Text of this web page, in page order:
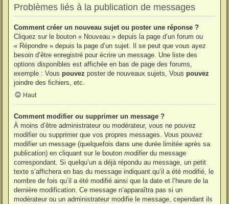
Problèmes liés à la publication de messages
Comment créer un nouveau sujet ou poster une réponse ?
Cliquez sur le bouton « Nouveau » depuis la page d’un forum ou
« Répondre » depuis la page d’un sujet. Il se peut que vous ayez
besoin d’être enregistré pour écrire un message. Une liste des
options disponibles est affichée en bas de page des forums,
exemple : Vous pouvez poster de nouveaux sujets, Vous pouvez
joindre des fichiers, etc.
Haut
Comment modifier ou supprimer un message ?
À moins d’être administrateur ou modérateur, vous ne pouvez
modifier ou supprimer que vos propres messages. Vous pouvez
modifier un message (quelquefois dans une durée limitée après sa
publication) en cliquant sur le bouton modifierdu message
correspondant. Si quelqu’un a déjà répondu au message, un petit
texte s’affichera en bas du message indiquant qu’il a été modifié, le
nombre de fois qu’il a été modifié ainsi que la date et l’heure de la
dernière modification. Ce message n’apparaîtra pas si un
modérateur ou un administrateur modifie le message, cependant ils